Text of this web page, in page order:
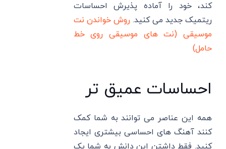
کند، خود را آماده پذیرش احساسات
ریتمیک جدید می کنید. روش خواندن نت
موسیقی (نت های موسیقی روی خط
حامل)
احساسات عمیق تر
همه این عناصر می توانند به شما کمک
کنند آهنگ های احساسی بیشتری ایجاد
کنید. فقط داشتن این دانش به شما یک